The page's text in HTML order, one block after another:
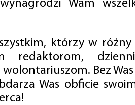
Wam
którzy w różny
redaktorom,
Bez
Was obficie